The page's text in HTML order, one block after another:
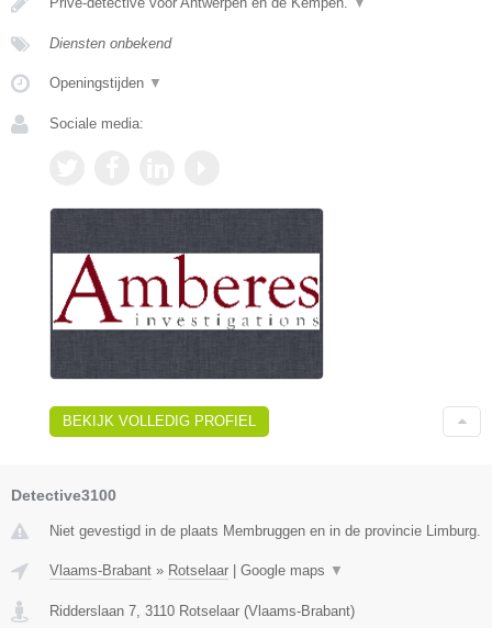
Diensten onbekend
Openingstijden ▼
Sociale media:
BEKIJK VOLLEDIG PROFIEL
Detective3100
Niet gevestigd in de plaats Membruggen en in de provincie Limburg.
Vlaams-Brabant » Rotselaar Google maps ▼
Ridderslaan 7 3110 Rotselaar (Vlaams-Brabant)